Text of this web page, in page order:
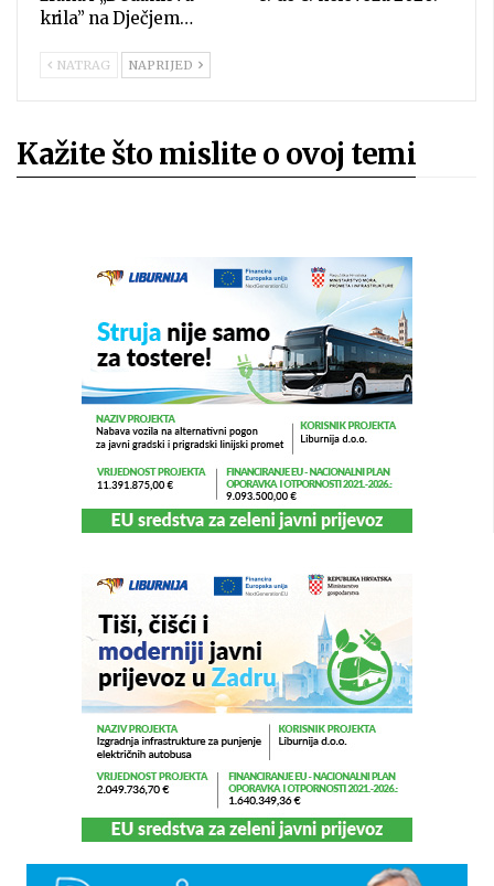
krila” na Dječjem…
NATRAG NAPRIJED
Kažite što mislite o ovoj temi